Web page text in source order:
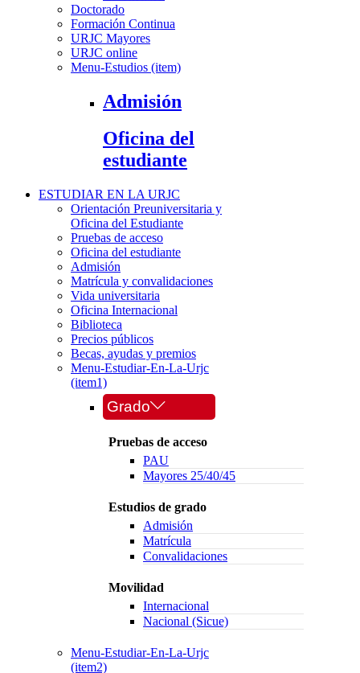
Doctorado
Formación Continua
URJC Mayores
URJC online
Menu-Estudios (item)
Admisión
Oficina del
estudiante
ESTUDIAR EN LA URJC
Orientación Preuniversitaria y
Oficina del Estudiante
Pruebas de acceso
Oficina del estudiante
Admisión
Matrícula y convalidaciones
Vida universitaria
Oficina Internacional
Biblioteca
Precios públicos
Becas, ayudas y premios
Menu-Estudiar-En-La-Urjc
(item1)
Grado
Pruebas de acceso
PAU
Mayores 25/40/45
Estudios de grado
Admisión
Matrícula
Convalidaciones
Movilidad
Internacional
Nacional (Sicue)
Menu-Estudiar-En-La-Urjc
(item2)